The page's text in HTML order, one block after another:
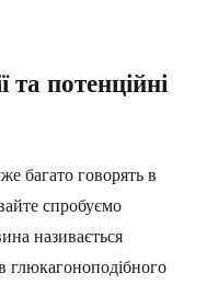
та потенційні
багато говорять в
спробуємо
називається
глюкагоноподібного